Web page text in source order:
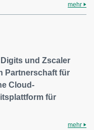
mehr
und Zscaler
Partnerschaft für
Cloud-
für
mehr